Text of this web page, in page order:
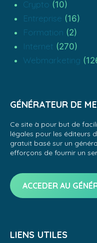
Crypto (10)
Entreprise (16)
Formation (2)
Internet (270)
Webmarketing
GÉNÉRATEUR DE
Ce site à pour but de
légales pour les éditeurs
gratuit basé sur un
efforçons de fournir un
ACCEDER AU
LIENS UTILES